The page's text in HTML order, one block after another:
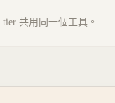
共用同一個工具。